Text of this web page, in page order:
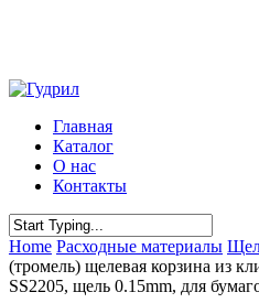
content
Menu
Главная
Каталог
О нас
Контакты
Close
Search
Home Расходные материалы
(тромель) щелевая корзина из
SS2205, щель 0.15mm, для